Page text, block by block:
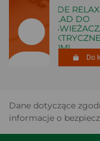
GLADE
WKŁAD DO
ODŚWIEŻACZA
2X20ML
Do
Dane dotyczące
informacje o